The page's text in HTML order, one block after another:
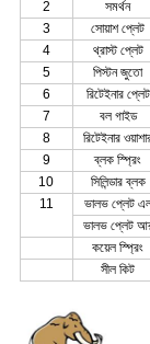
2
সমর্থন
3
সোয়াশ প্লেট
4
থ্রাস্ট প্লেট
5
পিস্টন জুতো
6
রিটেইনার প্লেট
7
বল গাইড
8
রিটেইনার
9
ব্লক স্প্রিং
10
সিলিন্ডার ব্লক
11
ভালভ প্লেট
ভালভ প্লেট
কয়েল স্প্রিং
সীল কিট